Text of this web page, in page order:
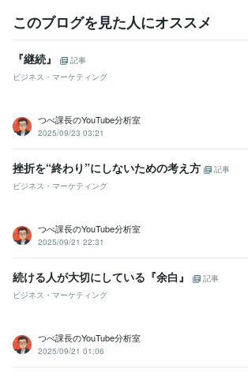
このブログを見た人にオススメ
『継続』
記事
ビジネス・マーケティング
つべ課長のYouTube分析室
2025/09/23 03:21
挫折を“終わり”にしないための考え方
記事
ビジネス・マーケティング
つべ課長のYouTube分析室
2025/09/21 22:31
続ける人が大切にしている『余白』
記事
ビジネス・マーケティング
つべ課長のYouTube分析室
2025/09/21 01:06